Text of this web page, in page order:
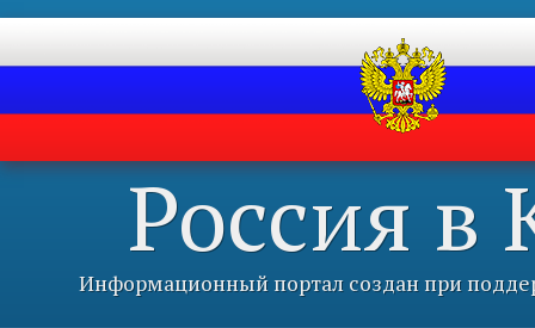
Россия в
Информационный портал создан при